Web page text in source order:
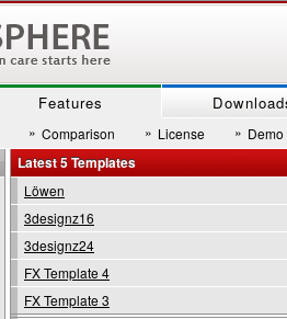
Features
» Comparison » License » Demo
Latest 5 Templates
Löwen
3designz16
3designz24
FX Template 4
FX Template 3